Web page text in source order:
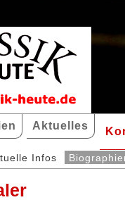
Aktuelles
Infos